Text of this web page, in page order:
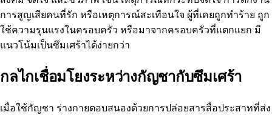
การสูญเสียคนที่รัก หรือเหตุการณ์สะเทือนใจ ผู้ที่เคยถูกทำร้าย ถูก
ใช้ความรุนแรงในครอบครัว หรือมาจากครอบครัวที่แตกแยก มี
แนวโน้มเป็นซึมเศร้าได้ง่ายกว่า
กลไกเชื่อมโยงระหว่างกัญชากับซึมเศร้า
เมื่อใช้กัญชา ร่างกายตอบสนองด้วยการปล่อยสารสื่อประสาทที่ส่ง